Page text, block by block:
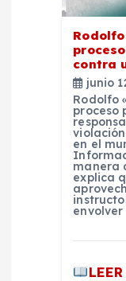
contra
junio
Rodolfo
proceso
en el
manera
explica